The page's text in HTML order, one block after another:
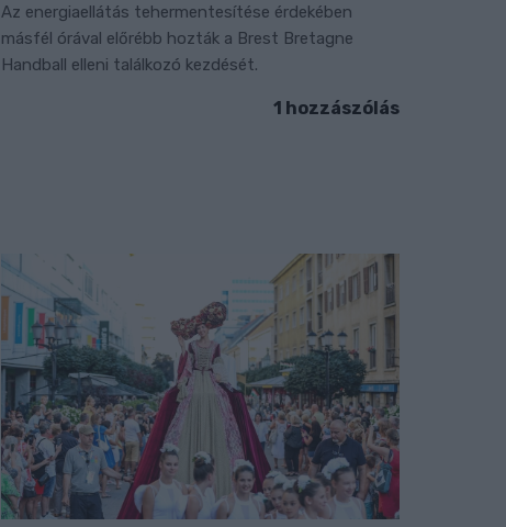
Az energiaellátás tehermentesítése érdekében
másfél órával előrébb hozták a Brest Bretagne
Handball elleni találkozó kezdését.
1 hozzászólás